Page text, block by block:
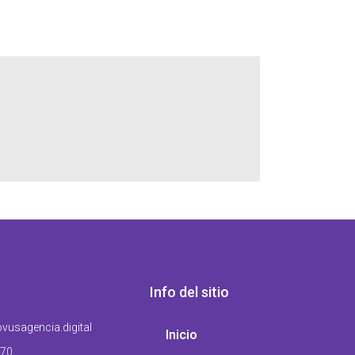
Info del sitio
Inicio